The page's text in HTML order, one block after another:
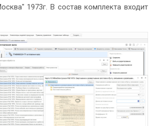
1973г. В состав комплекта входит